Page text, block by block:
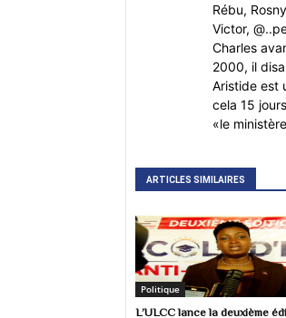
Rébu,
Victor,
Charles
2000, il
Aristide est
cela 15
«le
«sous la
des armes
préalable
- Pendant
les choses
une lueur
Avec
ARTICLES SIMILAIRES
Politique
L’ULCC lance la deuxième